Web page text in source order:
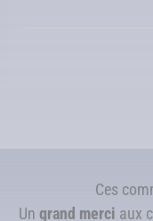
Ces
Un grand merci aux